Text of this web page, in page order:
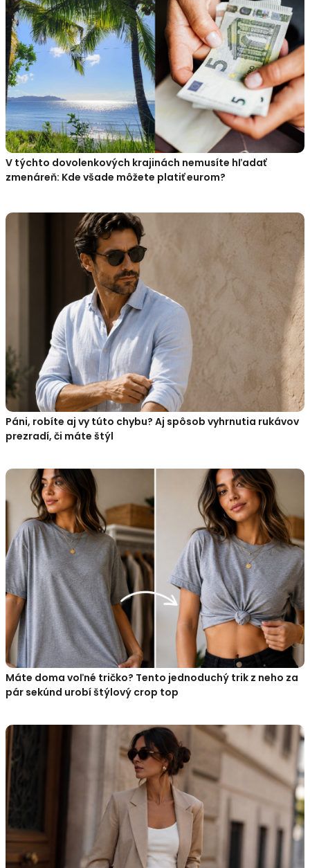
V týchto dovolenkových krajinách nemusíte hľadať
zmenáreň: Kde všade môžete platiť eurom?
Páni, robíte aj vy túto chybu? Aj spôsob vyhrnutia rukávov
prezradí, či máte štýl
Máte doma voľné tričko? Tento jednoduchý trik z neho za
pár sekúnd urobí štýlový crop top